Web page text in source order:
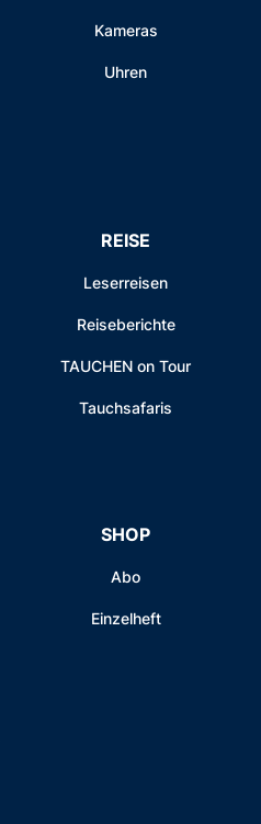
Kameras
Uhren
REISE
Leserreisen
Reiseberichte
TAUCHEN on Tour
Tauchsafaris
SHOP
Abo
Einzelheft